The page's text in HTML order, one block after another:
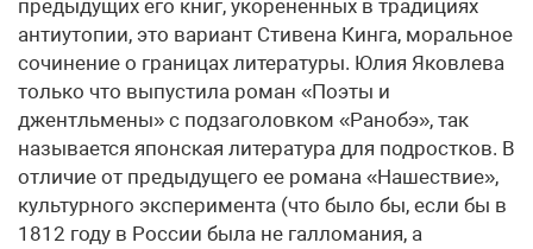
предыдущих его книг, укорененных в традициях
антиутопии, это вариант Стивена Кинга, моральное
сочинение о границах литературы. Юлия Яковлева
только что выпустила роман «Поэты и
джентльмены» с подзаголовком «Ранобэ», так
называется японская литература для подростков. В
отличие от предыдущего ее романа «Нашествие»,
культурного эксперимента (что было бы, если бы в
1812 году в России была не галломания, а